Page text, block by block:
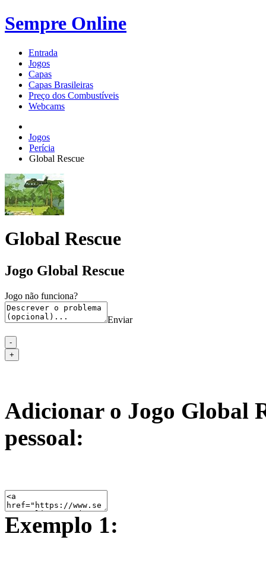
Sempre Online
Entrada
Jogos
Capas
Capas Brasileiras
Preço dos Combustíveis
Webcams
Jogos
Perícia
Global Rescue
Global Rescue
Jogo Global Rescue
Jogo não funciona?
Enviar
Adicionar o Jogo Global
pessoal:
Exemplo 1: